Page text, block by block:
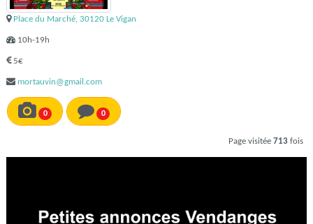
Place du Marché, 30120 Le Vigan
10h-19h
5€
mortauvin@gmail.com
0 0
Page visitée 713 fois